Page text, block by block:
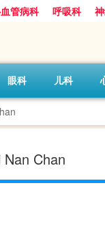
管病科 呼吸科
眼科 儿科
Chan